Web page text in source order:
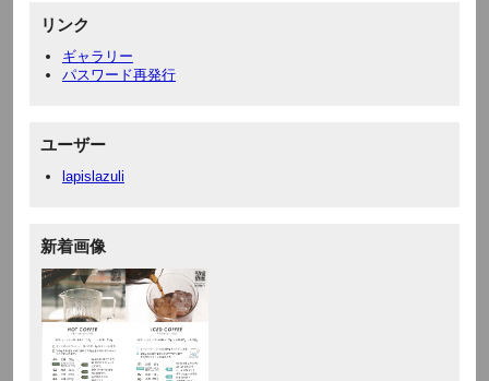
リンク
ギャラリー
パスワード再発行
ユーザー
lapislazuli
新着画像